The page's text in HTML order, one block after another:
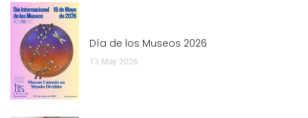
Día de los Museos 2026
13 May 2026